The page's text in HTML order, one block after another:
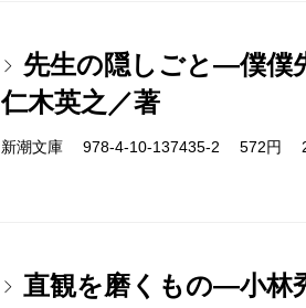
先生の隠しごと―僕僕
仁木英之／著
新潮文庫 978-4-10-137435-2 572円
直観を磨くもの―小林